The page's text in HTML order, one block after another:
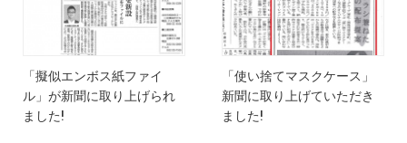
「擬似エンボス紙ファイ
ル」が新聞に取り上げられ
ました!
「使い捨てマスクケース」
新聞に取り上げていただき
ました!